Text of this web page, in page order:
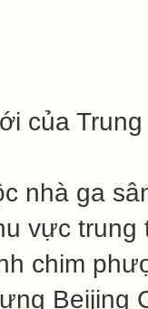
của
nhà ga
vực
chim
Beijing